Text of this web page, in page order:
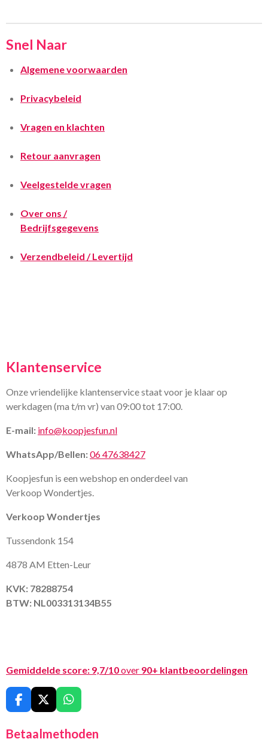
Snel Naar
Algemene voorwaarden
Privacybeleid
Vragen en klachten
Retour aanvragen
Veelgestelde vragen
Over ons /
Bedrijfsgegevens
Verzendbeleid / Levertijd
Klantenservice
Onze vriendelijke klantenservice staat voor je klaar op
werkdagen (ma t/m vr) van 09:00 tot 17:00.
E-mail: info@koopjesfun.nl
WhatsApp/Bellen:06 47638427
Koopjesfun is een webshop en onderdeel van
Verkoop Wondertjes.
Verkoop Wondertjes
Tussendonk 154
4878 AM Etten-Leur
KVK: 78288754
BTW: NL003313134B55
Gemiddelde score: 9,7/10over 90+ klantbeoordelingen
F
a
c
e
X
W
h
t
Betaalmethoden